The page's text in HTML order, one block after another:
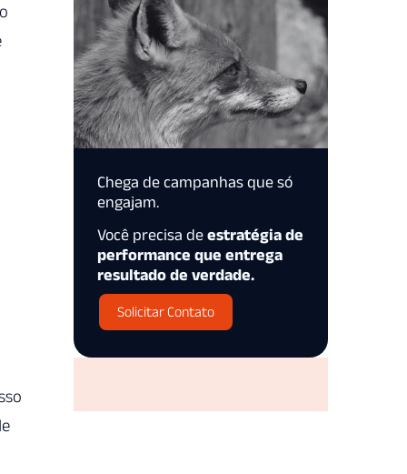
Chega de campanhas que só
engajam.
Você precisa de estratégia de
performance que entrega
resultado de verdade.
Solicitar Contato